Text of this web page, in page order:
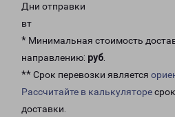
Дни отправки
вт
* Минимальная стоимость
направлению: руб.
** Срок перевозки является
Рассчитайте в калькуляторе
доставки.